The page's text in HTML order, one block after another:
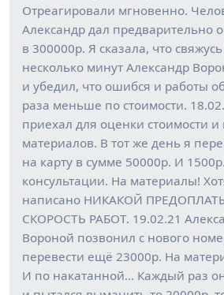
Отреагировали мгновенно.
Александр дал предварительно
в 300000р. Я сказала, что
несколько минут Александр
и убедил, что ошибся и работы
раза меньше по стоимости.
приехал для оценки стоимости и
материалов. В тот же день я
на карту в сумме 50000р. И
консультации. На материалы!
написано НИКАКОЙ
СКОРОСТЬ РАБОТ. 19.02.21
Вороной позвонил с нового
перевести ещё 23000р. На
И по накатанной… Каждый раз